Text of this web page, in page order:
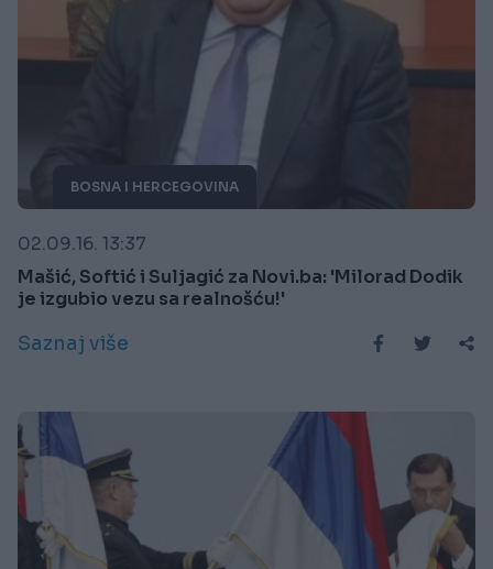
BOSNA I HERCEGOVINA
02.09.16. 13:37
Mašić, Softić i Suljagić za Novi.ba: 'Milorad Dodik
je izgubio vezu sa realnošću!'
Saznaj više